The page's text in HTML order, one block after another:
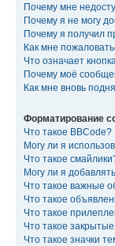
Почему мне
Почему я не могу
Почему я получил
Как мне
Что означает
Почему моё
Как мне вновь
Форматирование
Что такое BBCode?
Могу ли я
Что такое
Могу ли я
Что такое важные
Что такое
Что такое
Что такое
Что такое значки